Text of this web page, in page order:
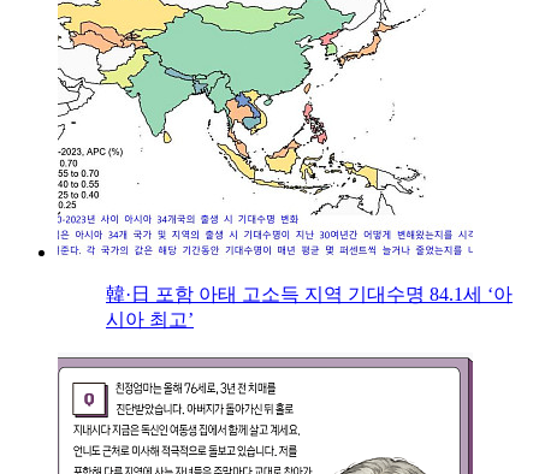
韓·日 포함 아태 고소득 지역 기대수명 84.1세 ‘아
시아 최고’